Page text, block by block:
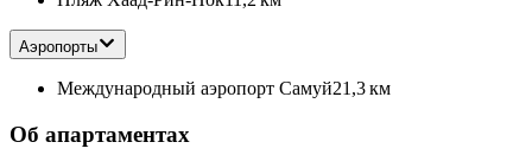
Аэропорты
Международный аэропорт Самуй21,3 км
Об апартаментах